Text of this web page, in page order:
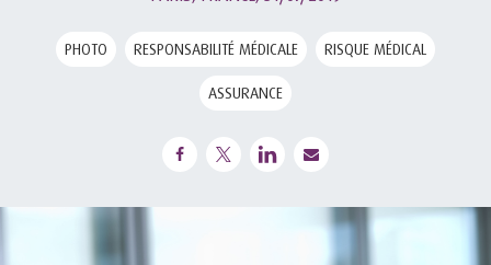
PHOTO RESPONSABILITÉ MÉDICALE RISQUE MÉDICAL
ASSURANCE